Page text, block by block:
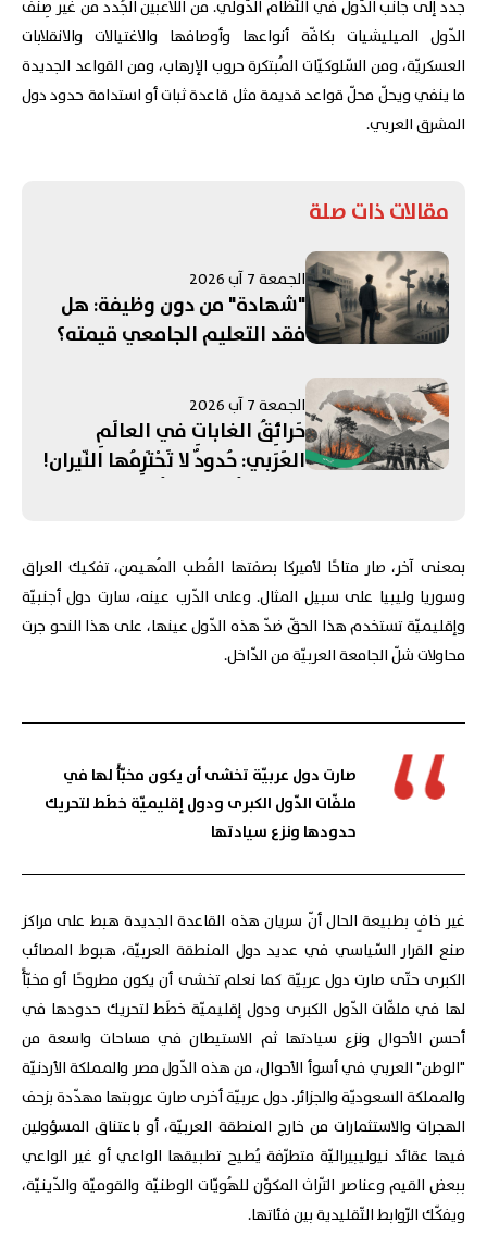
جدد إلى جانب الدّول في النّظام الدّولي. من اللاعبين الجُدد من غير صِنف
الدّول الميليشيات بكافّة أنواعها وأوصافها والاغتيالات والانقلابات
العسكريّة، ومن السّلوكيّات المُبتكرة حروب الإرهاب، ومن القواعد الجديدة
ما ينفي ويحلّ محلّ قواعد قديمة مثل قاعدة ثبات أو استدامة حدود دول
المشرق العربي.
مقالات ذات صلة
الجمعة 7 آب 2026
"شهادة" من دون وظيفة: هل
فقد التعليم الجامعي قيمته؟
الجمعة 7 آب 2026
حَرائِقُ الغاباتِ في العالَمِ
العَرَبي: حُدودٌ لا تَحْتَرِمُها النّيران!
بمعنى آخر، صار متاحًا لأميركا بصفتها القُطب المُهيمن، تفكيك العراق
وسوريا وليبيا على سبيل المثال. وعلى الدّرب عينه، سارت دول أجنبيّة
وإقليميّة تستخدم هذا الحقّ ضدّ هذه الدّول عينها، على هذا النحو جرت
محاولات شلّ الجامعة العربيّة من الدّاخل.
صارت دول عربيّة تخشى أن يكون مخبّأً لها في
ملفّات الدّول الكبرى ودول إقليميّة خطَط لتحريك
حدودها ونزع سيادتها
غير خافٍ بطبيعة الحال أنّ سريان هذه القاعدة الجديدة هبط على مراكز
صنع القرار السّياسي في عديد دول المنطقة العربيّة، هبوط المصائب
الكبرى حتّى صارت دول عربيّة كما نعلم تخشى أن يكون مطروحًا أو مخبّأً
لها في ملفّات الدّول الكبرى ودول إقليميّة خطَط لتحريك حدودها في
أحسن الأحوال ونزع سيادتها ثم الاستيطان في مساحات واسعة من
"الوطن" العربي في أسوأ الأحوال، من هذه الدّول مصر والمملكة الأردنيّة
والمملكة السعوديّة والجزائر. دول عربيّة أخرى صارت عروبتها مهدّدة بزحف
الهجرات والاستثمارات من خارج المنطقة العربيّة، أو باعتناق المسؤولين
فيها عقائد نيوليبيراليّة متطرّفة يُطيح تطبيقها الواعي أو غير الواعي
ببعض القيم وعناصر التّراث المكوّن للهُويّات الوطنيّة والقوميّة والدّينيّة،
ويفكّك الرّوابط التّقليدية بين فئاتها.